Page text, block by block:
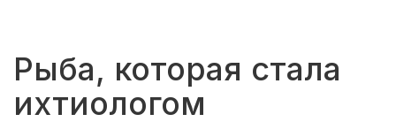
Рыба, которая стала
ихтиологом